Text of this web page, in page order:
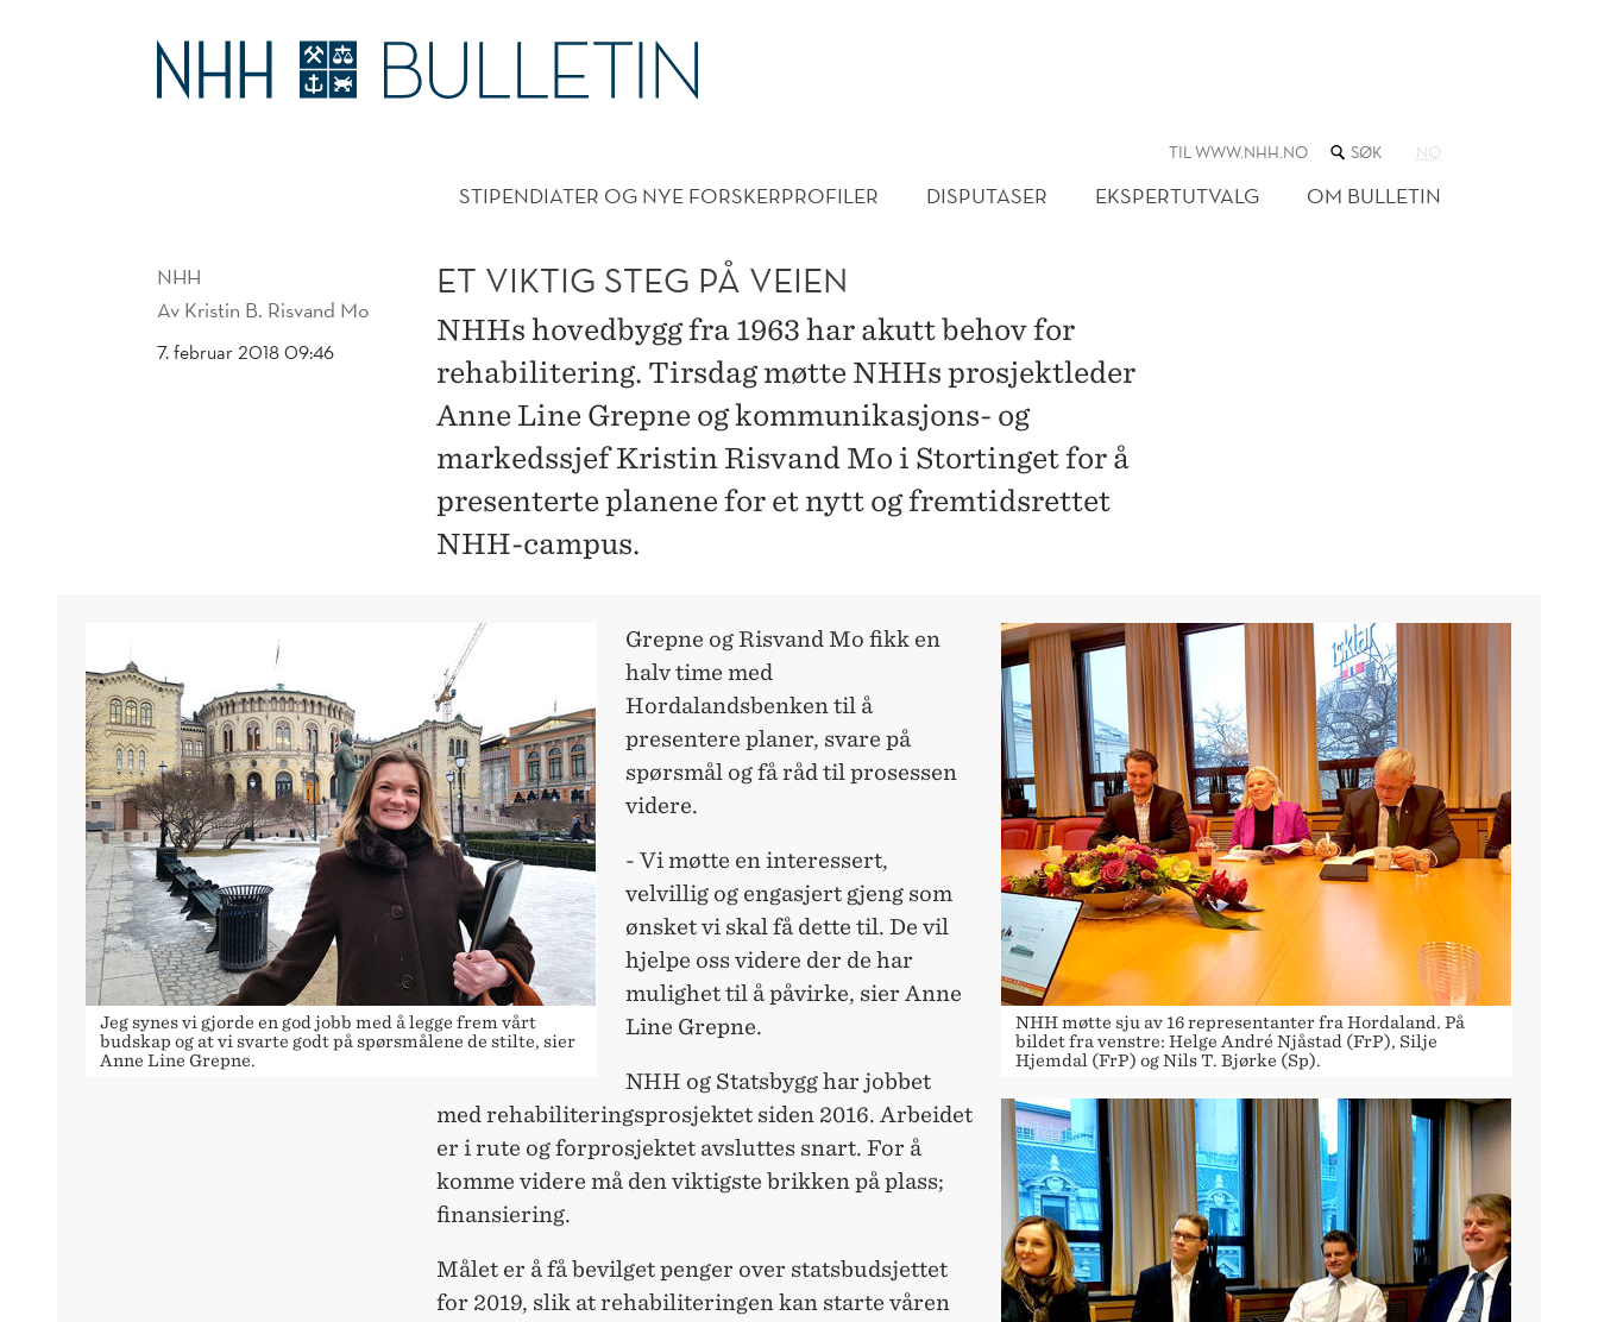
TIL WWW.NHH.NO SØK
NETTSTEDET
NO
STIPENDIATER OG NYE FORSKERPROFILER DISPUTASER EKSPERTUTVALG OM BULLETIN
NHH
Av Kristin B. Risvand Mo
7. februar 2018 09:46
ET VIKTIG STEG PÅ VEIEN
NHHs hovedbygg fra 1963 har akutt behov for
rehabilitering. Tirsdag møtte NHHs prosjektleder
Anne Line Grepne og kommunikasjons- og
markedssjef Kristin Risvand Mo i Stortinget for å
presenterte planene for et nytt og fremtidsrettet
NHH-campus.
Jeg synes vi gjorde en god jobb med å legge frem vårt
budskap og at vi svarte godt på spørsmålene de stilte, sier
Anne Line Grepne.
NHH møtte sju av 16 representanter fra Hordaland. På
bildet fra venstre: Helge André Njåstad (FrP), Silje
Hjemdal (FrP) og Nils T. Bjørke (Sp).
Grepne og Risvand Mo fikk en
halv time med
Hordalandsbenken til å
presentere planer, svare på
spørsmål og få råd til prosessen
videre.
- Vi møtte en interessert,
velvillig og engasjert gjeng som
ønsket vi skal få dette til. De vil
hjelpe oss videre der de har
mulighet til å påvirke, sier Anne
Line Grepne.
NHH og Statsbygg har jobbet
med rehabiliteringsprosjektet siden 2016. Arbeidet
er i rute og forprosjektet avsluttes snart. For å
komme videre må den viktigste brikken på plass;
finansiering.
Målet er å få bevilget penger over statsbudsjettet
for 2019, slik at rehabiliteringen kan starte våren